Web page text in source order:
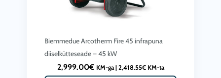
Biemmedue Arcotherm Fire 45 infrapuna
diiselkütteseade – 45 kW
2,999.00€ KM-ga | 2,418.55€KM-ta